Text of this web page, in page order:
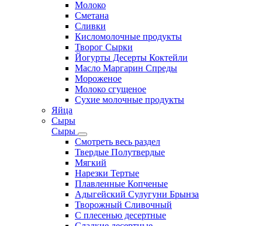
Молоко
Сметана
Сливки
Кисломолочные продукты
Творог Сырки
Йогурты Десерты Коктейли
Масло Маргарин Спреды
Мороженое
Молоко сгущеное
Сухие молочные продукты
Яйца
Сыры
Сыры
Смотреть весь раздел
Твердые Полутвердые
Мягкий
Нарезки Тертые
Плавленные Копченые
Адыгейский Сулугуни Брынза
Творожный Сливочный
С плесенью десертные